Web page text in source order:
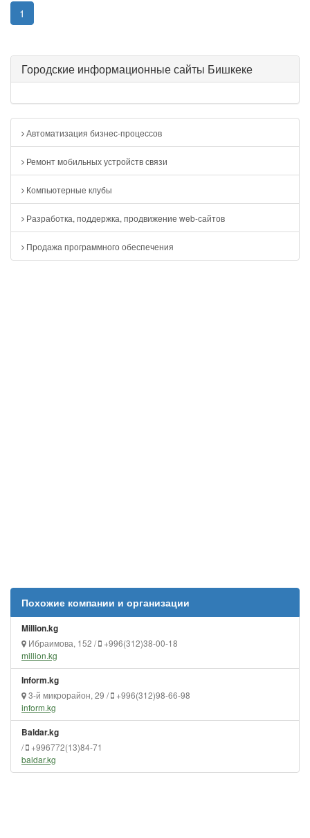
1
Городские информационные сайты Бишкеке
Автоматизация бизнес-процессов
Ремонт мобильных устройств связи
Компьютерные клубы
Разработка, поддержка, продвижение web-сайтов
Продажа программного обеспечения
Похожие компании и организации
Million.kg
Ибраимова, 152 /
+996(312)38-00-18
million.kg
Inform.kg
3-й микрорайон, 29 /
+996(312)98-66-98
inform.kg
Baldar.kg
/
+996772(13)84-71
baldar.kg